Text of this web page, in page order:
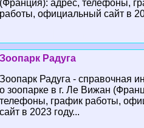
(Франция): адрес, телефоны,
работы, официальный сайт в
Зоопарк Радуга
Зоопарк Радуга - справочная
о зоопарке в г. Ле Вижан
телефоны, график работы,
сайт в 2023 году...